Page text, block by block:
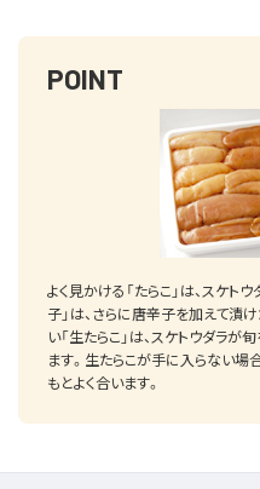
POINT
よく見かける「たらこ」は、スケト
子」は、さらに唐辛子を加えて漬
い「生たらこ」は、スケトウダラ
ます。生たらこが手に入らない場
もとよく合います。